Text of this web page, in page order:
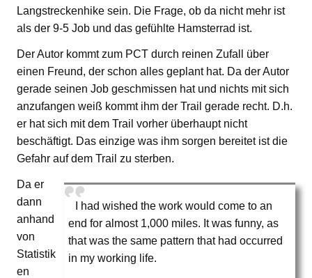
Langstreckenhike sein. Die Frage, ob da nicht mehr ist
als der 9-5 Job und das gefühlte Hamsterrad ist.
Der Autor kommt zum PCT durch reinen Zufall über
einen Freund, der schon alles geplant hat. Da der Autor
gerade seinen Job geschmissen hat und nichts mit sich
anzufangen weiß kommt ihm der Trail gerade recht. D.h.
er hat sich mit dem Trail vorher überhaupt nicht
beschäftigt. Das einzige was ihm sorgen bereitet ist die
Gefahr auf dem Trail zu sterben.
I had wished the work would come to an
end for almost 1,000 miles. It was funny, as
that was the same pattern that had occurred
in my working life.
Da er
dann
anhand
von
Statistik
en